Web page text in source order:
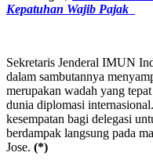
Kepatuhan Wajib Pajak
Sekretaris Jenderal IMUN
dalam sambutannya
merupakan wadah yang
dunia diplomasi
kesempatan bagi delegasi
berdampak langsung pada
Jose. (*)